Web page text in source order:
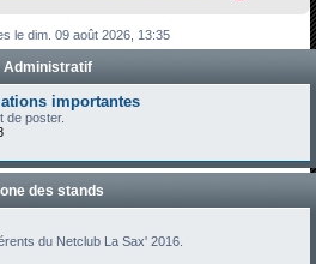
le dim. 09 août 2026, 13:35
Administratif
importantes
de poster.
des stands
du Netclub La Sax' 2016.